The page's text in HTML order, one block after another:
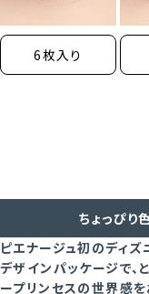
6枚入り
ちょっぴり
ピエナージュ初のディ
デザインパッケージで、
ープリンセスの世界感を